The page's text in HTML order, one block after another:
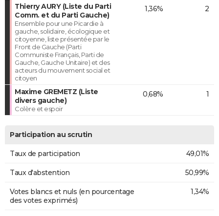
Thierry AURY (Liste du Parti
Comm. et du Parti Gauche)
Ensemble pour une Picardie à
gauche, solidaire, écologique et
citoyenne, liste présentée par le
Front de Gauche (Parti
Communiste Français, Parti de
Gauche, Gauche Unitaire) et des
acteurs du mouvement social et
citoyen
1,36% 2
Maxime GREMETZ (Liste
divers gauche)
Colère et espoir
0,68% 1
Participation au scrutin
Taux de participation 49,01%
Taux d'abstention 50,99%
Votes blancs et nuls (en pourcentage
des votes exprimés)
1,34%